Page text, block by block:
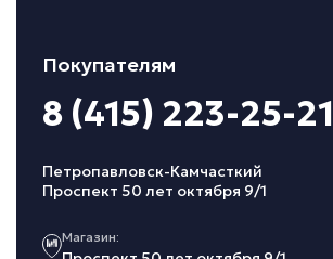
Покупателям
8 (415) 223-25-21
Петропавловск-Камчасткий
Проспект 50 лет октября 9/1
Магазин: